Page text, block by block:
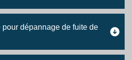
pour dépannage de fuite de